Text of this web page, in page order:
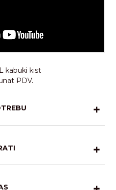
kabuki kist
PDV.
dostava za narudžbe